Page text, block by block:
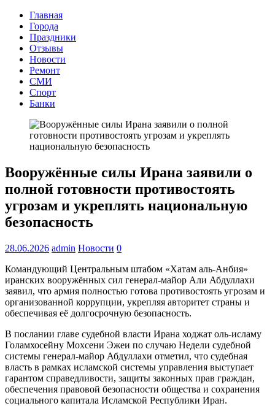
Главная
Города
Праздники
Отзывы
Новости
Ремонт
СМИ
Спорт
Банки
Вооружённые силы Ирана заявили о
полной готовности противостоять
угрозам и укреплять национальную
безопасность
28.06.2026 admin Новости 0
Командующий Центральным штабом «Хатам аль‑Анбия»
иранских вооружённых сил генерал‑майор Али Абдуллахи
заявил, что армия полностью готова противостоять угрозам и
организованной коррупции, укрепляя авторитет страны и
обеспечивая её долгосрочную безопасность.
В послании главе судебной власти Ирана ходжат оль‑исламу
Голамхосейну Мохсени Эжеи по случаю Недели судебной
системы генерал‑майор Абдуллахи отметил, что судебная
власть в рамках исламской системы управления выступает
гарантом справедливости, защиты законных прав граждан,
обеспечения правовой безопасности общества и сохранения
социального капитала Исламской Республики Иран.